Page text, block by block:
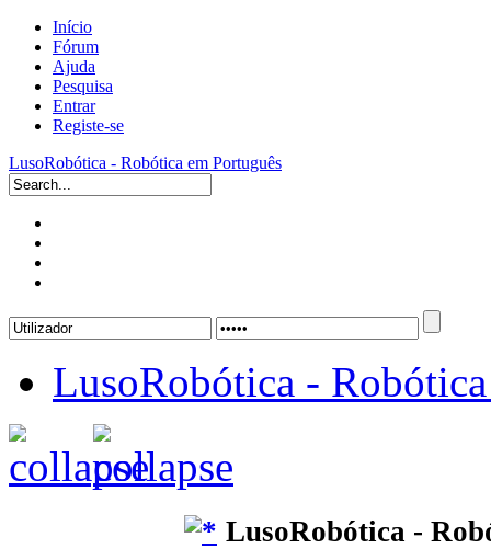
Início
Fórum
Ajuda
Pesquisa
Entrar
Registe-se
LusoRobótica - Robótica em Português
LusoRobótica -
LusoRobótica -